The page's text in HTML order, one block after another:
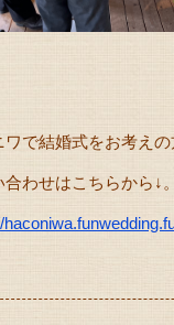
ワで結婚式をお考え
合わせはこちらから↓